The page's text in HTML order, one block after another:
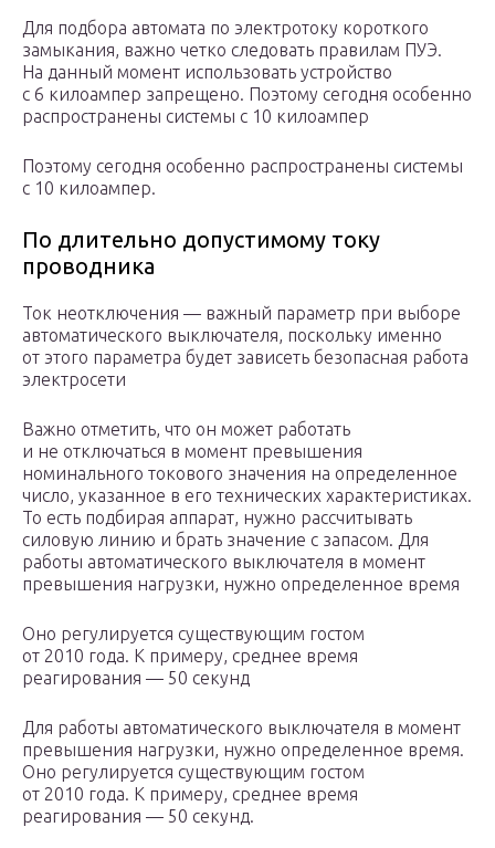
Для подбора автомата по электротоку короткого
замыкания, важно четко следовать правилам ПУЭ.
На данный момент использовать устройство
с 6 килоампер запрещено. Поэтому сегодня особенно
распространены системы с 10 килоампер
Поэтому сегодня особенно распространены системы
с 10 килоампер.
По длительно допустимому току
проводника
Ток неотключения — важный параметр при выборе
автоматического выключателя, поскольку именно
от этого параметра будет зависеть безопасная работа
электросети
Важно отметить, что он может работать
и не отключаться в момент превышения
номинального токового значения на определенное
число, указанное в его технических характеристиках.
То есть подбирая аппарат, нужно рассчитывать
силовую линию и брать значение с запасом. Для
работы автоматического выключателя в момент
превышения нагрузки, нужно определенное время
Оно регулируется существующим гостом
от 2010 года. К примеру, среднее время
реагирования — 50 секунд
Для работы автоматического выключателя в момент
превышения нагрузки, нужно определенное время.
Оно регулируется существующим гостом
от 2010 года. К примеру, среднее время
реагирования — 50 секунд.